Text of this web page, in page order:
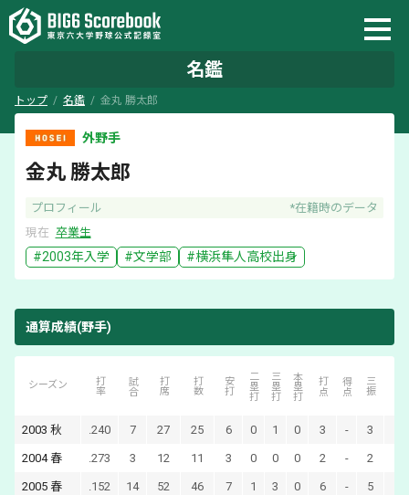
名鑑
トップ 名鑑 金丸 勝太郎
外野手
金丸 勝太郎
プロフィール
*在籍時のデータ
現在 卒業生
#2003年入学 #文学部 #横浜隼人高校出身
通算成績(野手)
シーズン 打率 試合 打席 打数 安打 二塁打 三塁打 本塁打 打点 得点 三振
2003 秋 .240 7 27 25 6 0 1 0 3 - 3
2004 春 .273 3 12 11 3 0 0 0 2 - 2
2005 春 .152 14 52 46 7 1 3 0 6 - 5